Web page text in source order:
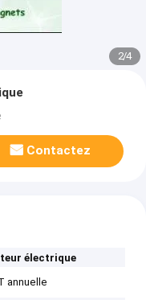
2/4
Contactez
électrique
annuelle